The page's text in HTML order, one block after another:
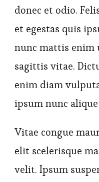
donec et odio.
et egestas quis
nunc mattis enim
sagittis vitae.
enim diam
ipsum nunc
Vitae congue
elit scelerisque
velit. Ipsum